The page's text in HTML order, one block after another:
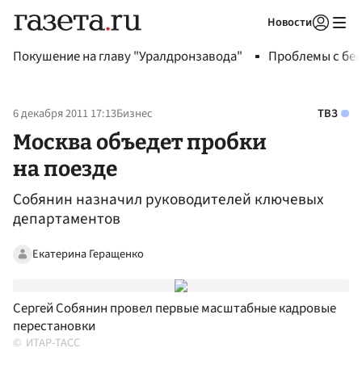
Новости
Покушение на главу "Уралдронзавода" Проблемы с
6 декабря 2011 17:13Бизнес ТВЗ
Москва объедет пробки
на поезде
Собянин назначил руководителей ключевых
департаментов
Екатерина Геращенко
Сергей Собянин провел первые масштабные кадровые
перестановки
ИТАР-ТАСС